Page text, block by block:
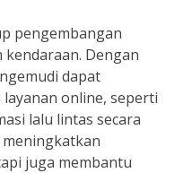
pengembangan
Dengan
dapat
online, seperti
lalu lintas secara
juga membantu